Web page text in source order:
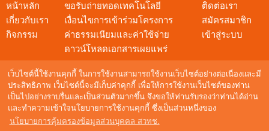
เว็บไซต์นี้ใช้งานคุกกี้ ในการใช้งานสามารถใช้งานเว็บไซต์อย่างต่อเนื่องและมี
ประสิทธิภาพ เว็บไซต์นี้จะมีเก็บค่าคุกกี้ เพื่อให้การใช้งานเว็บไซต์ของท่าน
เป็นไปอย่างราบรื่นและเป็นส่วนตัวมากขึ้น จึงขอให้ท่านรับรองว่าท่านได้อ่าน
และทำความเข้าใจนโยบายการใช้งานคุกกี้ ซึ่งเป็นส่วนหนึ่งของ
นโยบายการคุ้มครองข้อมูลส่วนบุคคล สวทช.
หน้าหลัก
เกี่ยวกับเรา
กิจกรรม
ขอรับถ่ายทอดเทคโนโลยี
เงื่อนไขการเข้าร่วมโครงการ
ค่าธรรมเนียมและค่าใช้จ่าย
ดาวน์โหลดเอกสารเผยแพร่
ติดต่อเรา
สมัครสมาชิก
เข้าสู่ระบบ
สอบถามข้อมูล
อีเมล :techshow@nstda.or.th